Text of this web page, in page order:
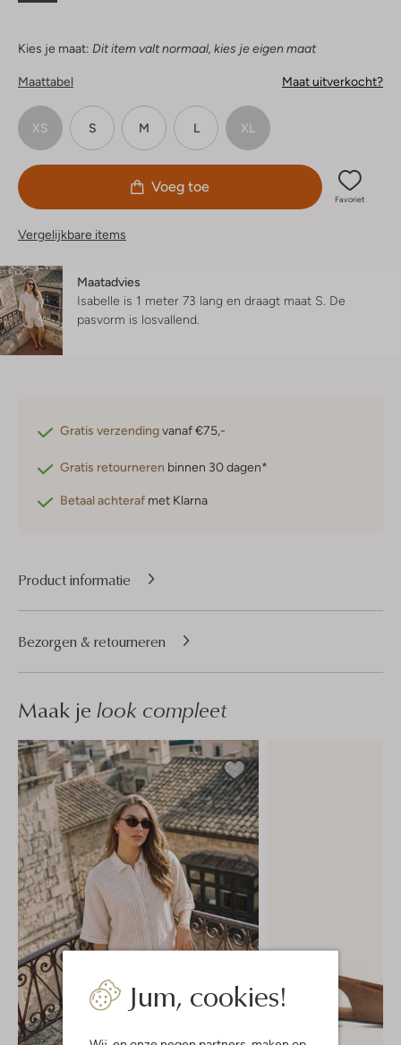
Jum, cookies!
Kies je maat: Dit item valt normaal, kies je eigen maat
Maattabel Maat uitverkocht?
XS S M L XL
Voeg toe
Favoriet
Vergelijkbare items
Maatadvies
Isabelle is 1 meter 73 lang en draagt maat S. De
pasvorm is losvallend
Gratis verzendingvanaf €75,-
Gratis retourneren binnen 30 dagen*
Betaal achteraf met Klarna
Product informatie
Bezorgen & retourneren
Maak je look compleet